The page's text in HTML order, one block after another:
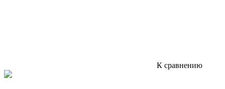
К сравнению